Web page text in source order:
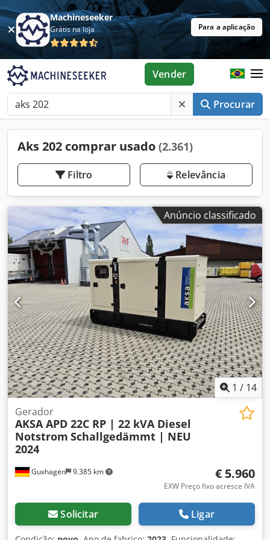
Machineseeker
Grátis na loja Para a aplicação
Procurar
Vender
Aks 202 comprar usado (2.361)
Filtro Relevância
Anúncio classificado
1 / 14
Guxhagen 9.385 km
Gerador
AKSA APD 22C RP | 22 kVA Diesel
Notstrom Schallgedämmt | NEU
2024
€ 5.960
EXW Preço fixo acresce IVA
Solicitar Ligar